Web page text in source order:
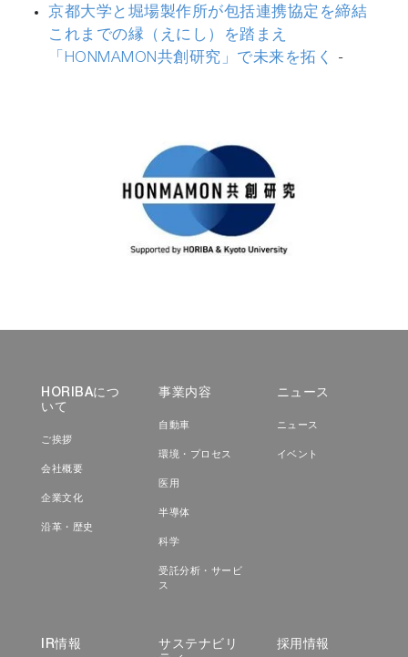
京都大学と堀場製作所が包括連携協定を締結
これまでの縁（えにし）を踏まえ
「HONMAMON共創研究」で未来を拓く
-
HORIBAにつ
いて
ご挨拶
会社概要
企業文化
沿革・歴史
事業内容
自動車
環境・プロセス
医用
半導体
科学
受託分析・サービ
ス
ニュース
ニュース
イベント
IR情報
サステナビリ
採用情報